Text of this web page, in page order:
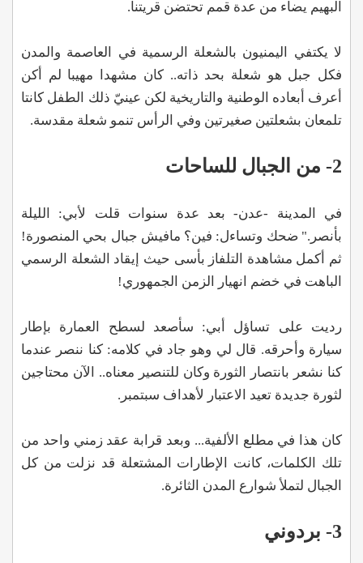
البهيم يضاء من عدة قمم تحتضن قريتنا.
لا يكتفي اليمنيون بالشعلة الرسمية في العاصمة والمدن
فكل جبل هو شعلة بحد ذاته.. كان مشهدا مهيبا لم أكن
أعرف أبعاده الوطنية والتاريخية لكن عينيّ ذلك الطفل كانتا
تلمعان بشعلتين صغيرتين وفي الرأس تنمو شعلة مقدسة.
2- من الجبال للساحات
في المدينة -عدن- بعد عدة سنوات قلت لأبي: الليلة
بأنصر." ضحك وتساءل: فين؟ مافيش جبال بحي المنصورة!
ثم أكمل مشاهدة التلفاز بأسى حيث إيقاد الشعلة الرسمي
الباهت في خضم انهيار الزمن الجمهوري!
رديت على تساؤل أبي: سأصعد لسطح العمارة بإطار
سيارة وأحرقه. قال لي وهو جاد في كلامه: كنا ننصر عندما
كنا نشعر بانتصار الثورة وكان للتنصير معناه.. الآن محتاجين
لثورة جديدة تعيد الاعتبار لأهداف سبتمبر.
كان هذا في مطلع الألفية... وبعد قرابة عقد زمني واحد من
تلك الكلمات، كانت الإطارات المشتعلة قد نزلت من كل
الجبال لتملأ شوارع المدن الثائرة.
3- بردوني